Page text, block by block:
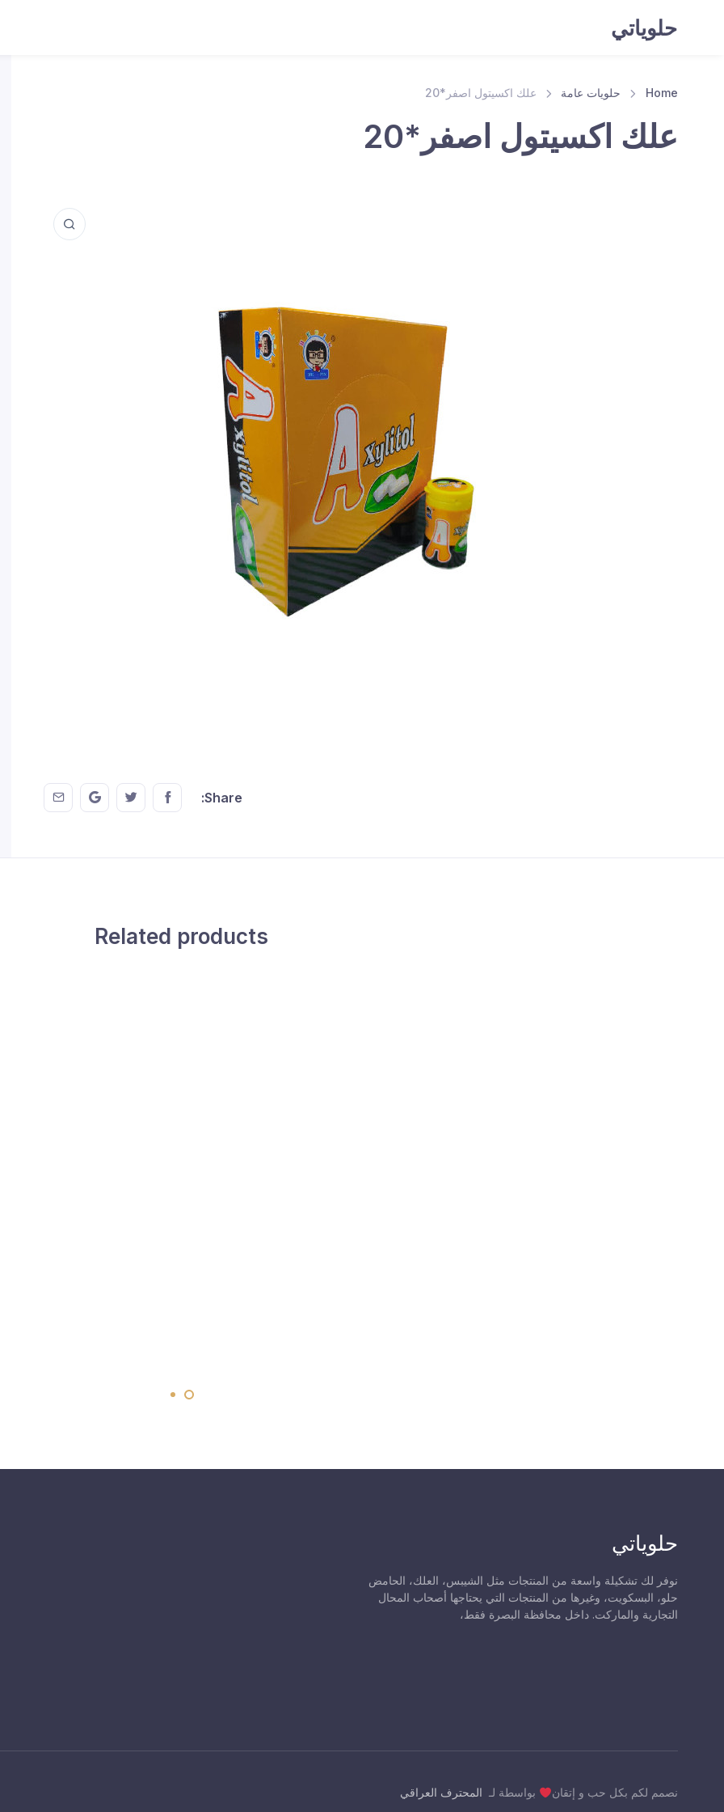
حلوياتي
Home حلويات عامة علك اكسيتول اصفر*20
علك اكسيتول اصفر*20
Share:
Share this on FaceBook
Share this on Twitter
on GMail
Related products
حلوياتي
نوفر لك تشكيلة واسعة من المنتجات مثل الشيبس، العلك، الحامض
حلو، البسكويت، وغيرها من المنتجات التي يحتاجها أصحاب المحال
التجارية والماركت. داخل محافظة البصرة فقط،
نصمم لكم بكل حب و إتقان بواسطة لـ المحترف العراقي